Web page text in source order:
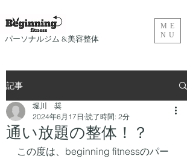
​パーソナルジム &美容整体
ME
NU
記事
通い放題の整体！？
堀川 奨
2024年6月17日 読了時間: 2分
この度は、beginning fitnessのパー